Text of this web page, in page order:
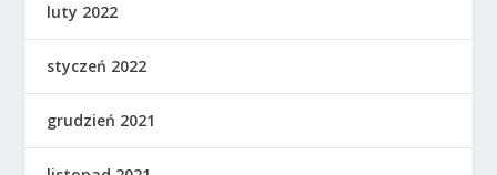
luty 2022
styczeń 2022
grudzień 2021